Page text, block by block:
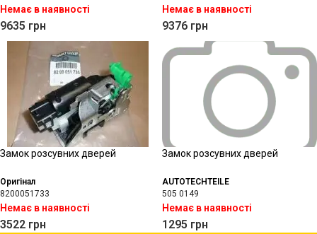
Немає в наявності
9635 грн
Немає в наявності
9376 грн
Замок розсувних дверей
Оригінал
8200051733
Немає в наявності
3522 грн
Замок розсувних дверей
AUTOTECHTEILE
505 0149
Немає в наявності
1295 грн